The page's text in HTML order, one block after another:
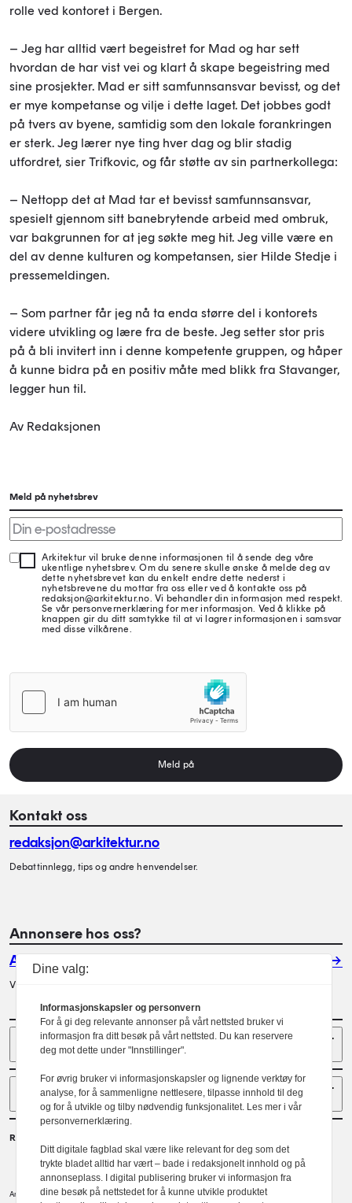
rolle ved kontoret i Bergen.
– Jeg har alltid vært begeistret for Mad og har sett
hvordan de har vist vei og klart å skape begeistring med
sine prosjekter. Mad er sitt samfunnsansvar bevisst, og det
er mye kompetanse og vilje i dette laget. Det jobbes godt
på tvers av byene, samtidig som den lokale forankringen
er sterk. Jeg lærer nye ting hver dag og blir stadig
utfordret, sier Trifkovic, og får støtte av sin partnerkollega:
– Nettopp det at Mad tar et bevisst samfunnsansvar,
spesielt gjennom sitt banebrytende arbeid med ombruk,
var bakgrunnen for at jeg søkte meg hit. Jeg ville være en
del av denne kulturen og kompetansen, sier Hilde Stedje i
pressemeldingen.
– Som partner får jeg nå ta enda større del i kontorets
videre utvikling og lære fra de beste. Jeg setter stor pris
på å bli invitert inn i denne kompetente gruppen, og håper
å kunne bidra på en positiv måte med blikk fra Stavanger,
legger hun til.
Av Redaksjonen
Meld på nyhetsbrev
Arkitektur vil bruke denne informasjonen til å sende deg våre
ukentlige nyhetsbrev. Om du senere skulle ønske å melde deg av
dette nyhetsbrevet kan du enkelt endre dette nederst i
nyhetsbrevene du mottar fra oss eller ved å kontakte oss på
redaksjon@arkitektur.no. Vi behandler din informasjon med respekt.
Se vår personvernerklæring for mer informasjon. Ved å klikke på
knappen gir du ditt samtykke til at vi lagrer informasjonen i samsvar
med disse vilkårene.
Meld på
Kontakt oss
redaksjon@arkitektur.no
Debattinnlegg, tips og andre henvendelser.
Annonsere hos oss?
Annonser
Vil du annonsere i Arkitektur? Les mer her.
Sider
Følg oss
Redaktør
Gaute Brochmann
Arkitektur er et tidsskrift utgitt avNorske arkitekters landsforbund.
Dine valg:
Informasjonskapsler og personvern
For å gi deg relevante annonser på vårt nettsted bruker vi
informasjon fra ditt besøk på vårt nettsted. Du kan reservere
deg mot dette under "Innstillinger".
For øvrig bruker vi informasjonskapsler og lignende verktøy for
analyse, for å sammenligne nettlesere, tilpasse innhold til deg
og for å utvikle og tilby nødvendig funksjonalitet. Les mer i vår
personvernerklæring.
Ditt digitale fagblad skal være like relevant for deg som det
trykte bladet alltid har vært – bade i redaksjonelt innhold og på
annonseplass. I digital publisering bruker vi informasjon fra
dine besøk på nettstedet for å kunne utvikle produktet